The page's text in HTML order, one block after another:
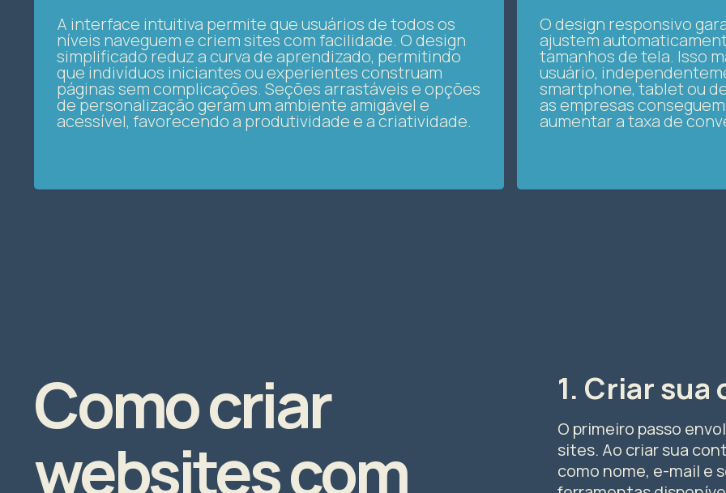
A interface intuitiva permite que usuários de todos os
níveis naveguem e criem sites com facilidade. O design
simplificado reduz a curva de aprendizado, permitindo
que indivíduos iniciantes ou experientes construam
páginas sem complicações. Seções arrastáveis e opções
de personalização geram um ambiente amigável e
acessível, favorecendo a produtividade e a criatividade.
O design responsivo
ajustem
tamanhos de tela. Isso
usuário,
smartphone, tablet ou
as empresas
aumentar a taxa de
Como criar
websites com
1. Criar sua
O primeiro passo
sites. Ao criar sua
como nome, e-mail e